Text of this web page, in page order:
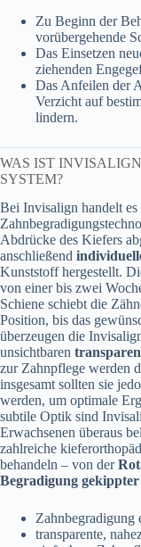
Zu Beginn der
vorübergehende
Das Einsetzen
ziehenden
Das Anfeilen der
Verzicht auf
lindern.
WAS IST
SYSTEM?
Bei Invisalign handelt
Abdrücke des Kiefers
anschließend
Kunststoff hergestellt.
von einer bis zwei
Schiene schiebt die
Position, bis das
überzeugen die
unsichtbaren
zur Zahnpflege werden
insgesamt sollten sie
werden, um optimale
subtile Optik sind
Erwachsenen überaus
zahlreiche
behandeln – von der
Begradigung
Zahnbegradigung
transparente,